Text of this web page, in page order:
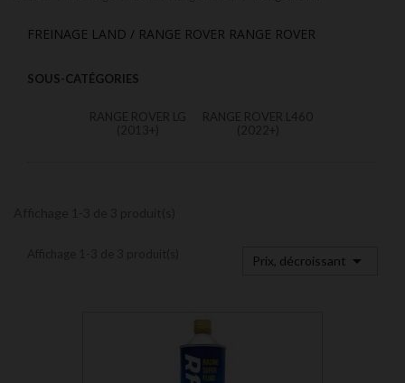
FREINAGE LAND / RANGE ROVER RANGE ROVER
SOUS-CATÉGORIES
Prix, décroissant 